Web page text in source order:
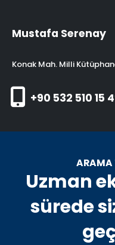
Mustafa Serenay
Konak Mah. Milli
+90 532 510 15
ARAMA
Uzman
sürede